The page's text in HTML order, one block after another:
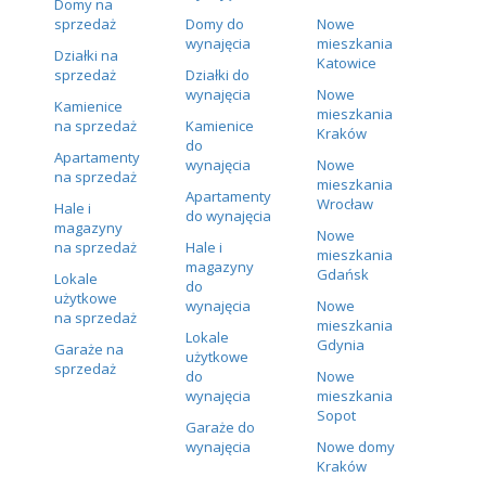
Domy na
sprzedaż
Działki na
sprzedaż
Kamienice
na sprzedaż
Apartamenty
na sprzedaż
Hale i
magazyny
na sprzedaż
Lokale
użytkowe
na sprzedaż
Garaże na
sprzedaż
Domy do
wynajęcia
Działki do
wynajęcia
Kamienice
do
wynajęcia
Apartamenty
do wynajęcia
Hale i
magazyny
do
wynajęcia
Lokale
użytkowe
do
wynajęcia
Garaże do
wynajęcia
Nowe
mieszkania
Katowice
Nowe
mieszkania
Kraków
Nowe
mieszkania
Wrocław
Nowe
mieszkania
Gdańsk
Nowe
mieszkania
Gdynia
Nowe
mieszkania
Sopot
Nowe domy
Kraków